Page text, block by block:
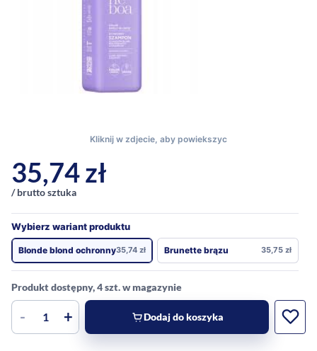
35,74zł
/ brutto sztuka
Wybierz wariant produktu
Blonde blond ochronny35,74 zł Brunette brązu 35,75 zł
Produkt dostępny, 4 szt. w magazynie
- + Dodaj do koszyka